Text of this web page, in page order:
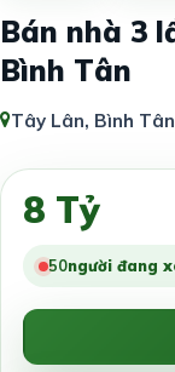
Bán nhà 3
Bình Tân
Tây Lân, Bình Tân
8 Tỷ
50người đang